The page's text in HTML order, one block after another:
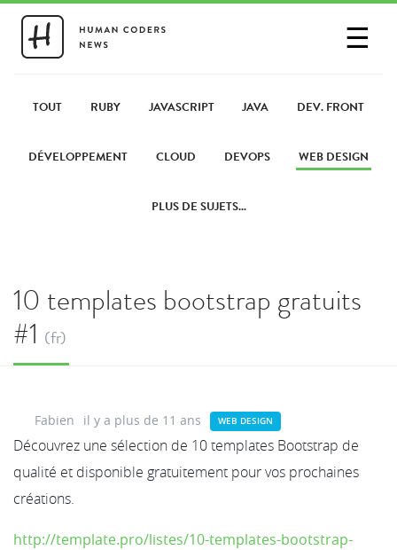
☰
PARTAGER UN LIEN
TOUT RUBY JAVASCRIPT JAVA DEV. FRONT
DÉVELOPPEMENT CLOUD DEVOPS WEB DESIGN
PLUS DE SUJETS...
10 templates bootstrap gratuits
#1 (fr)
Fabien il y a plus de 11 ans WEB DESIGN
Découvrez une sélection de 10 templates Bootstrap de
qualité et disponible gratuitement pour vos prochaines
créations.
http://template.pro/listes/10-templates-bootstrap-